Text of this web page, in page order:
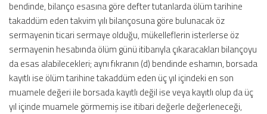
bendinde, bilanço esasına göre defter tutanlarda ölüm tarihine
takaddüm eden takvim yılı bilançosuna göre bulunacak öz
sermayenin ticari sermaye olduğu, mükelleflerin isterlerse öz
sermayenin hesabında ölüm günü itibarıyla çıkaracakları bilançoyu
da esas alabilecekleri; aynı fıkranın (d) bendinde eshamın, borsada
kayıtlı ise ölüm tarihine takaddüm eden üç yıl içindeki en son
muamele değeri ile borsada kayıtlı değil ise veya kayıtlı olup da üç
yıl içinde muamele görmemiş ise itibari değerle değerleneceği,